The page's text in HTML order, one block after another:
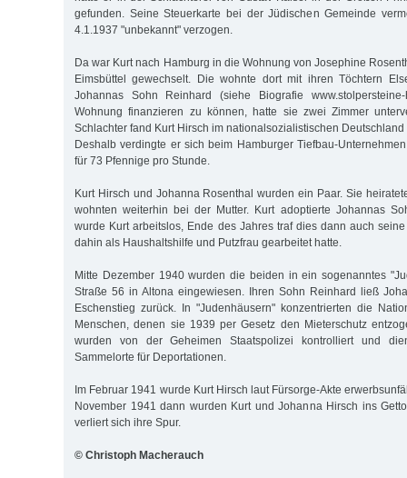
gefunden. Seine Steuerkarte bei der Jüdischen Gemeinde
4.1.1937 "unbekannt" verzogen.
Da war Kurt nach Hamburg in die Wohnung von Josephine
Eimsbüttel gewechselt. Die wohnte dort mit ihren Töchtern
Johannas Sohn Reinhard (siehe Biografie
Wohnung finanzieren zu können, hatte sie zwei Zimmer
Schlachter fand Kurt Hirsch im nationalsozialistischen
Deshalb verdingte er sich beim Hamburger Tiefbau-
für 73 Pfennige pro Stunde.
Kurt Hirsch und Johanna Rosenthal wurden ein Paar. Sie
wohnten weiterhin bei der Mutter. Kurt adoptierte Johannas
wurde Kurt arbeitslos, Ende des Jahres traf dies dann auch
dahin als Haushaltshilfe und Putzfrau gearbeitet hatte.
Mitte Dezember 1940 wurden die beiden in ein sogenanntes
Straße 56 in Altona eingewiesen. Ihren Sohn Reinhard ließ
Eschenstieg zurück. In "Judenhäusern" konzentrierten die
Menschen, denen sie 1939 per Gesetz den Mieterschutz
wurden von der Geheimen Staatspolizei kontrolliert und
Sammelorte für Deportationen.
Im Februar 1941 wurde Kurt Hirsch laut Fürsorge-Akte
November 1941 dann wurden Kurt und Johanna Hirsch ins
verliert sich ihre Spur.
© Christoph Macherauch